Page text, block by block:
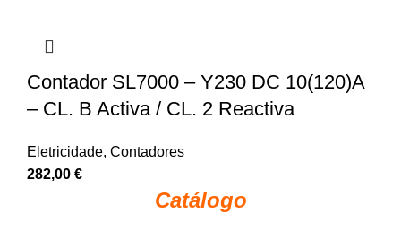
Contador SL7000 – Y230 DC 10(120)A
– CL. B Activa / CL. 2 Reactiva
Eletricidade, Contadores
282,00 €
Catálogo